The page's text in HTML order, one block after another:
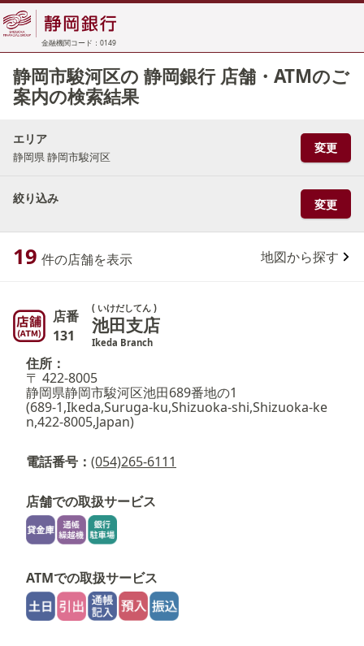
金融機関コード：0149
静岡市駿河区の 静岡銀行 店舗・ATMのご
案内の検索結果
エリア
静岡県 静岡市駿河区
変更
絞り込み 変更
19 件の店舗を表示 地図から探す
店番
131
( いけだしてん )
池田支店
Ikeda Branch
住所：
〒 422-8005
静岡県静岡市駿河区池田689番地の1
(689-1,Ikeda,Suruga-ku,Shizuoka-shi,Shizuoka-ke
n,422-8005,Japan)
電話番号： (054)265-6111
店舗での取扱サービス
ATMでの取扱サービス